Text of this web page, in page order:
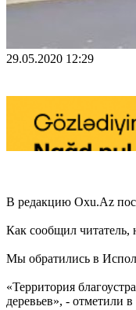
29.05.2020 12:29
В редакцию Oxu.Az
Как сообщил читатель,
Мы обратились в
«Территория
деревьев», - отметили